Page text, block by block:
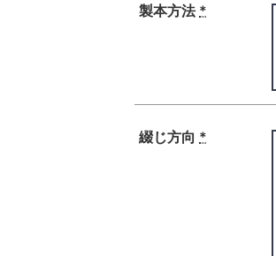
製本方法 *
綴じ方向 *